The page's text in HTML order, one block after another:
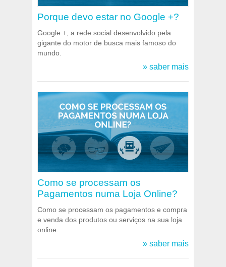
Porque devo estar no Google +?
Google +, a rede social desenvolvido pela
gigante do motor de busca mais famoso do
mundo.
» saber mais
Como se processam os
Pagamentos numa Loja Online?
Como se processam os pagamentos e compra
e venda dos produtos ou serviços na sua loja
online.
» saber mais